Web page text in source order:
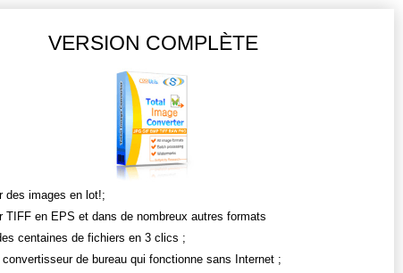
VERSION COMPLÈTE
des images en lot!;
TIFF en EPS et dans de nombreux autres formats
centaines de fichiers en 3 clics ;
de bureau qui fonctionne sans Internet ;